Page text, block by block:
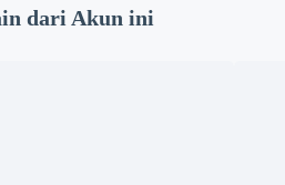
dari Akun ini